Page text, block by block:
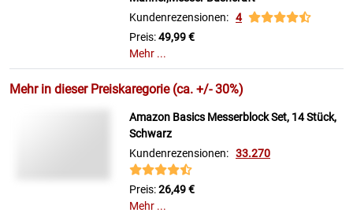
Kundenrezensionen: 4
Preis:49,99 €
Mehr ...
Mehr in dieser Preiskaregorie (ca. +/- 30%)
Amazon Basics Messerblock Set, 14 Stück,
Schwarz
Kundenrezensionen: 33.270
Preis:26,49 €
Mehr ...